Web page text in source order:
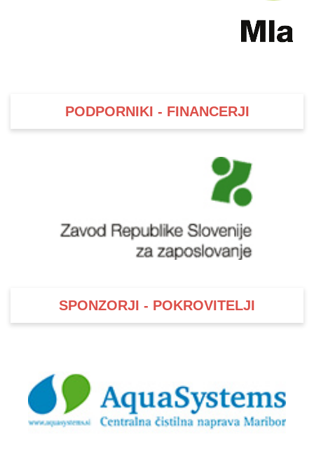
PODPORNIKI - FINANCERJI
SPONZORJI - POKROVITELJI